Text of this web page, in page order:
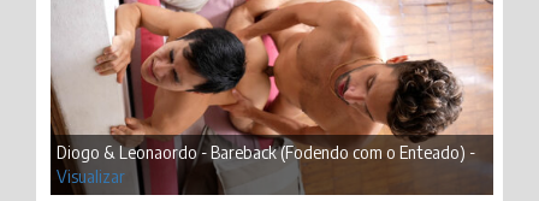
Diogo & Leonaordo - Bareback (Fodendo com o Enteado) -
Visualizar